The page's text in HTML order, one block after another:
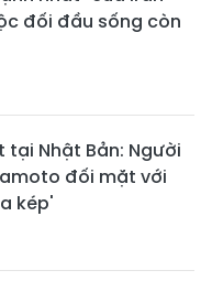
đối đầu sống còn
Nhật Bản: Người
đối mặt với
kép'